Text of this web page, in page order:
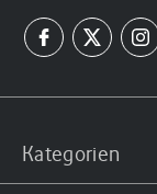
Kategorien